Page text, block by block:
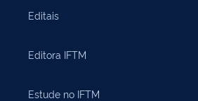
Editais
Editora IFTM
Estude no IFTM